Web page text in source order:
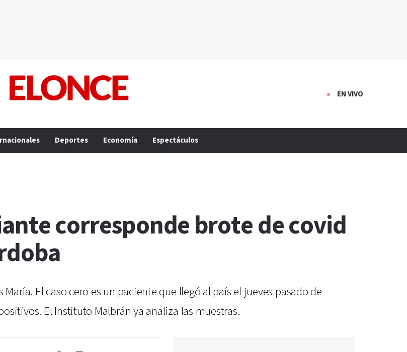
EN VIVO
Deportes Economía Espectáculos
corresponde brote de covid
El caso cero es un paciente que llegó al país el jueves pasado de
El Instituto Malbrán ya analiza las muestras.